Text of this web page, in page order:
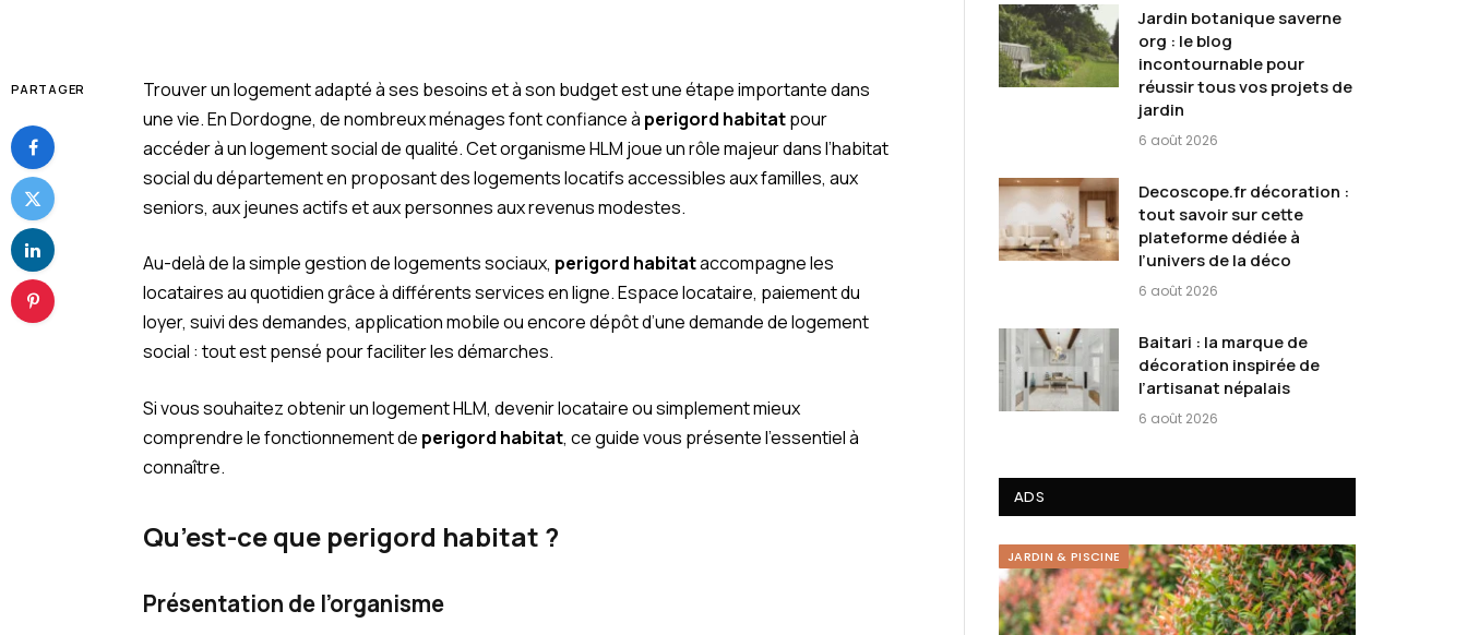
PARTAGER
Trouver un logement adapté à ses besoins et à son budget est une étape importante dans
une vie. En Dordogne, de nombreux ménages font confiance à perigord habitatpour
accéder à un logement social de qualité. Cet organisme HLM joue un rôle majeur dans l’habitat
social du département en proposant des logements locatifs accessibles aux familles, aux
seniors, aux jeunes actifs et aux personnes aux revenus modestes.
Au-delà de la simple gestion de logements sociaux, perigord habitataccompagne les
locataires au quotidien grâce à différents services en ligne. Espace locataire, paiement du
loyer, suivi des demandes, application mobile ou encore dépôt d’une demande de logement
social : tout est pensé pour faciliter les démarches.
Si vous souhaitez obtenir un logement HLM, devenir locataire ou simplement mieux
comprendre le fonctionnement de perigord habitat, ce guide vous présente l’essentiel à
connaître.
Qu’est-ce que perigord habitat ?
Présentation de l’organisme
Jardin botanique saverne
org : le blog
incontournable pour
réussir tous vos projets de
jardin
6 août 2026
Decoscope.fr décoration :
tout savoir sur cette
plateforme dédiée à
l’univers de la déco
6 août 2026
Baitari : la marque de
décoration inspirée de
l’artisanat népalais
6 août 2026
ADS
JARDIN & PISCINE